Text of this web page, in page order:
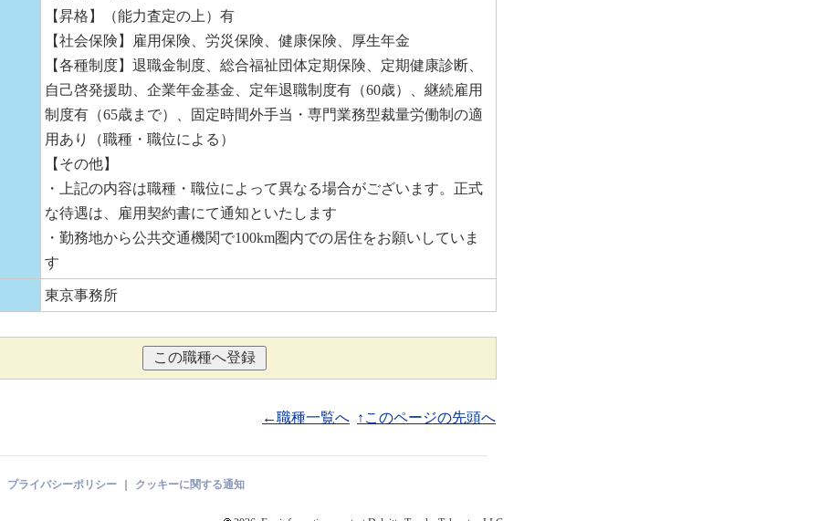
【昇格】（能力査定の上）有
【社会保険】雇用保険、労災保険、健康保険、厚生年金
【各種制度】退職金制度、総合福祉団体定期保険、定期健康診断、
自己啓発援助、企業年金基金、定年退職制度有（60歳）、継続雇用
制度有（65歳まで）、固定時間外手当・専門業務型裁量労働制の適
用あり（職種・職位による）
【その他】
・上記の内容は職種・職位によって異なる場合がございます。正式
な待遇は、雇用契約書にて通知といたします
・勤務地から公共交通機関で100km圏内での居住をお願いしていま
す
東京事務所
←職種一覧へ ↑このページの先頭へ
プライバシーポリシー クッキーに関する通知